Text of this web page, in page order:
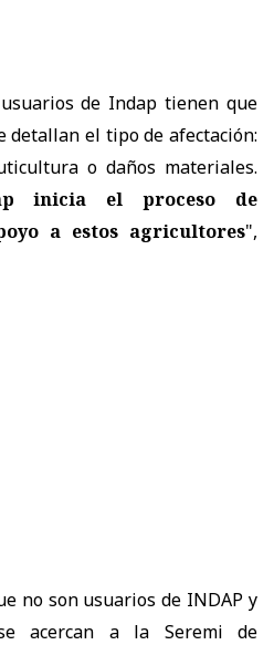
de Indap tienen que
detallan el tipo de afectación:
o daños materiales.
inicia el proceso de
a estos agricultores",
no son usuarios de INDAP y
acercan a la Seremi de